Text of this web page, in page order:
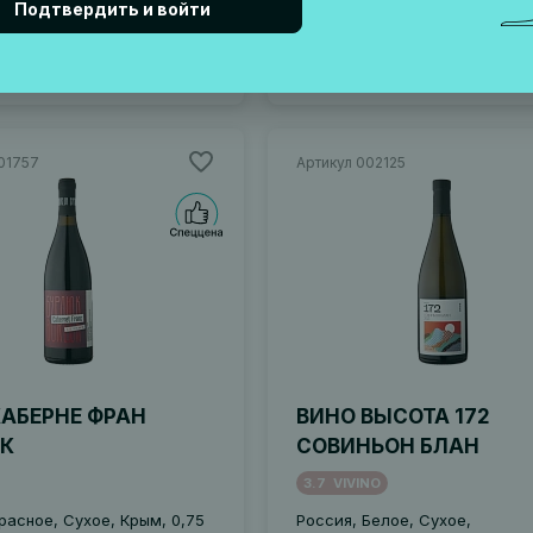
ФРАН
Сухое, Крым, 0,75
Артикул 002125
ВИНО ВЫСОТА 172
СОВИНЬОН БЛАН
3.7 VIVINO
Россия, Белое, Сухое,
Подтвердить и войти